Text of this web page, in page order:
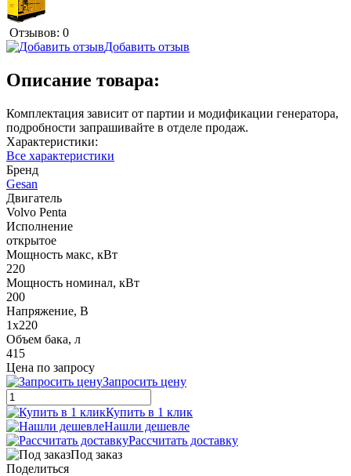
Отзывов: 0
Добавить отзыв
Описание товара:
Комплектация зависит от партии и модификации генератора,
подробности запрашивайте в отделе продаж.
Характеристики:
Все характеристики
Бренд
Gesan
Двигатель
Volvo Penta
Исполнение
открытое
Мощность макс, кВт
220
Мощность номинал, кВт
200
Напряжение, В
1x220
Объем бака, л
415
Цена по запросу
Запросить цену
Купить в 1 клик
Нашли дешевле
Рассчитать доставку
Под заказ
Поделиться